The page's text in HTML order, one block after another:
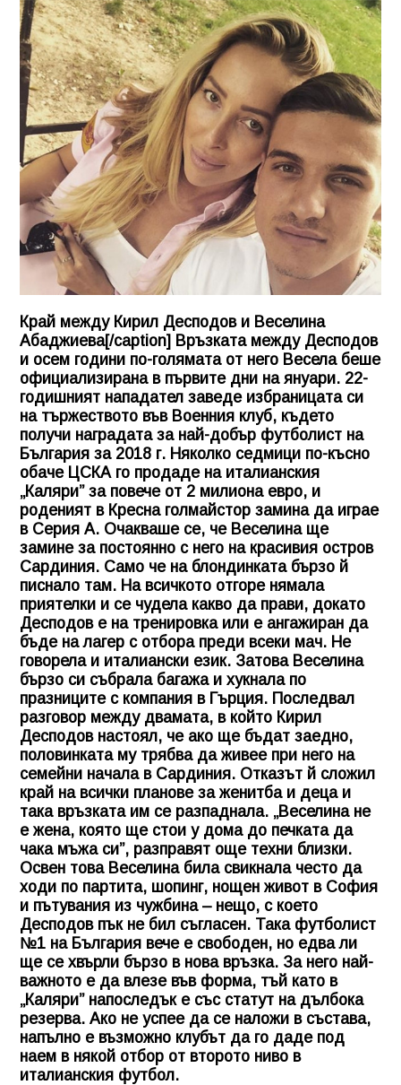
Край между Кирил Десподов и Веселина
Абаджиева[/caption] Връзката между Десподов
и осем години по-голямата от него Весела беше
официализирана в първите дни на януари. 22-
годишният нападател заведе избраницата си
на тържеството във Военния клуб, където
получи наградата за най-добър футболист на
България за 2018 г. Няколко седмици по-късно
обаче ЦСКА го продаде на италианския
„Каляри” за повече от 2 милиона евро, и
роденият в Кресна голмайстор замина да играе
в Серия А. Очакваше се, че Веселина ще
замине за постоянно с него на красивия остров
Сардиния. Само че на блондинката бързо й
писнало там. На всичкото отгоре нямала
приятелки и се чудела какво да прави, докато
Десподов е на тренировка или е ангажиран да
бъде на лагер с отбора преди всеки мач. Не
говорела и италиански език. Затова Веселина
бързо си събрала багажа и хукнала по
празниците с компания в Гърция. Последвал
разговор между двамата, в който Кирил
Десподов настоял, че ако ще бъдат заедно,
половинката му трябва да живее при него на
семейни начала в Сардиния. Отказът й сложил
край на всички планове за женитба и деца и
така връзката им се разпаднала. „Веселина не
е жена, която ще стои у дома до печката да
чака мъжа си”, разправят още техни близки.
Освен това Веселина била свикнала често да
ходи по партита, шопинг, нощен живот в София
и пътувания из чужбина – нещо, с което
Десподов пък не бил съгласен. Така футболист
№1 на България вече е свободен, но едва ли
ще се хвърли бързо в нова връзка. За него най-
важното е да влезе във форма, тъй като в
„Каляри” напоследък е със статут на дълбока
резерва. Ако не успее да се наложи в състава,
напълно е възможно клубът да го даде под
наем в някой отбор от второто ниво в
италианския футбол.